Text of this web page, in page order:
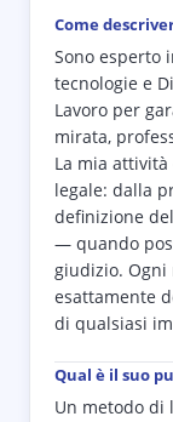
Come
Sono esperto
tecnologie e
Lavoro per
mirata,
La mia
legale: dalla
definizione
— quando
giudizio.
esattamente
di qualsiasi
Qual è il suo
Un metodo di